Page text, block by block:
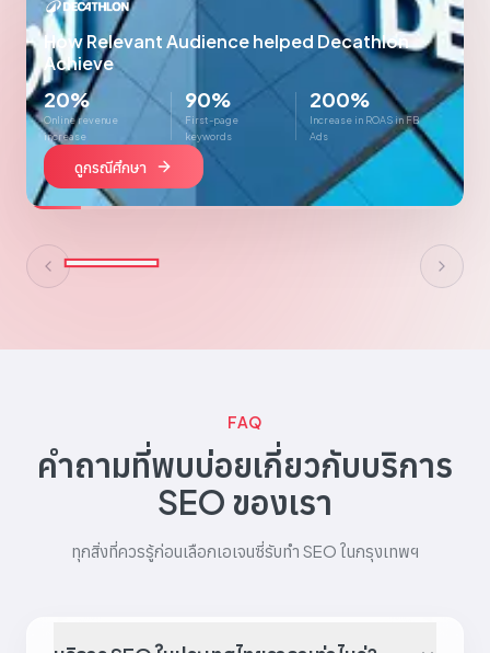
How Relevant Audience helped Decathlon
Achieve
20%
Online revenue
increase
90%
First-page
keywords
200%
Increase in ROAS in FB
Ads
ดูกรณีศึกษา
FAQ
คำถามที่พบบ่อยเกี่ยวกับบริการ
SEO ของเรา
ทุกสิ่งที่ควรรู้ก่อนเลือกเอเจนซี่รับทำ SEO ในกรุงเทพฯ